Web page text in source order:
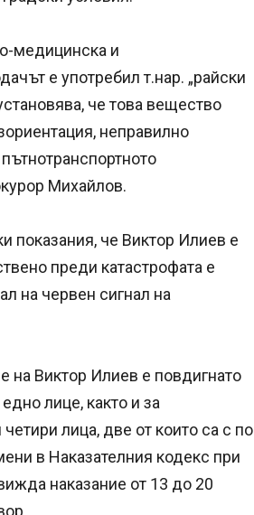
медицинска и
е употребил т.нар. „райски
че това вещество
неправилно
Михайлов.
показания, че Виктор Илиев е
преди катастрофата е
на червен сигнал на
Виктор Илиев е повдигнато
лице, както и за
лица, две от които са с по
в Наказателния кодекс при
наказание от 13 до 20